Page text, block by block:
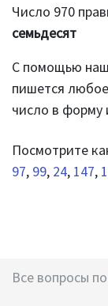
Число 970
семьдесят
С помощью
пишется
число в форму
Посмотрите
97, 99, 24, 147,
Все вопросы